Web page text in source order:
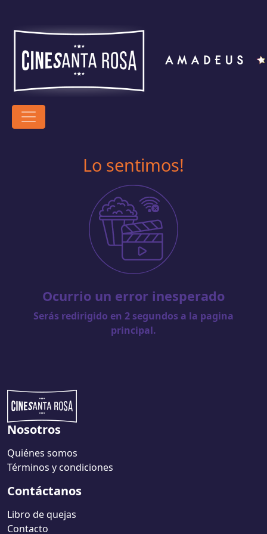
Lo sentimos!
Ocurrio un error inesperado
Serás redirigido en 2segundos a la pagina
principal.
Nosotros
Quiénes somos
Términos y condiciones
Contáctanos
Libro de quejas
Contacto